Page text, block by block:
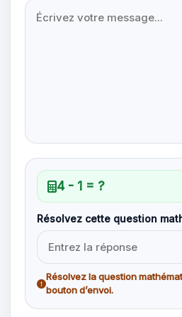
4 - 1 = ?
Résolvez cette question
Résolvez la question
bouton d’envoi.